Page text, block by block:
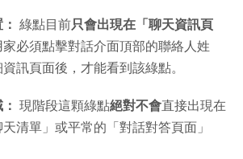
綠點目前只會出現在「聊天資訊頁
家必須點擊對話介面頂部的聯絡人姓
訊頁面後，才能看到該綠點。
現階段這顆綠點絕對不會直接出現在
清單」或平常的「對話對答頁面」